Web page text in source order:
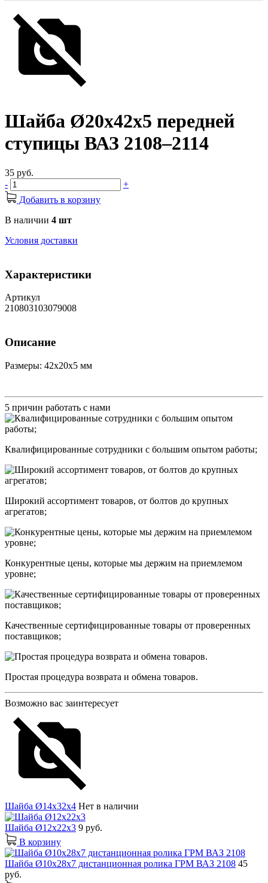
Шайба Ø20х42х5 передней
ступицы ВАЗ 2108–2114
35 руб.
-
+
Добавить в корзину
В наличии 4 шт
Условия доставки
Характеристики
Артикул
210803103079008
Описание
Размеры: 42х20х5 мм
5 причин работать с нами
Квалифицированные сотрудники с большим опытом работы;
Широкий ассортимент товаров, от болтов до крупных
агрегатов;
Конкурентные цены, которые мы держим на приемлемом
уровне;
Качественные сертифицированные товары от проверенных
поставщиков;
Простая процедура возврата и обмена товаров.
Возможно вас заинтересует
Шайба Ø14х32х4 Нет в наличии
Шайба Ø12х22х3 9 руб.
В корзину
Шайба Ø10х28х7 дистанционная ролика ГРМ ВАЗ 2108 45
руб.